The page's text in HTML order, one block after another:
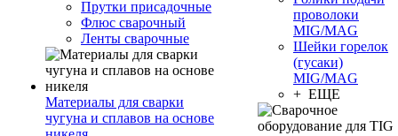
Прутки присадочные
Флюс сварочный
Ленты сварочные
Материалы для сварки
чугуна и сплавов на основе
проволоки
MIG/MAG
Шейки горелок
(гусаки)
MIG/MAG
+ ЕЩЕ